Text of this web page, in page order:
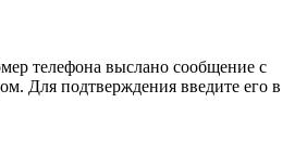
телефона выслано сообщение с
Для подтверждения введите его в